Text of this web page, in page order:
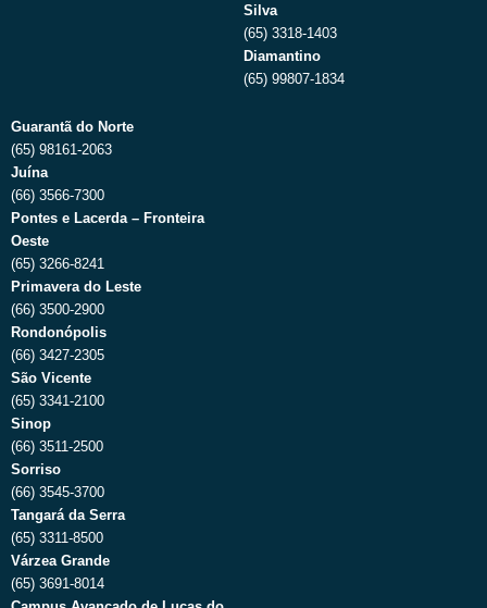
Silva
(65) 3318-1403
Diamantino
(65) 99807-1834
Guarantã do Norte
(65) 98161-2063
Juína
(66) 3566-7300
Pontes e Lacerda – Fronteira
Oeste
(65) 3266-8241
Primavera do Leste
(66) 3500-2900
Rondonópolis
(66) 3427-2305
São Vicente
(65) 3341-2100
Sinop
(66) 3511-2500
Sorriso
(66) 3545-3700
Tangará da Serra
(65) 3311-8500
Várzea Grande
(65) 3691-8014